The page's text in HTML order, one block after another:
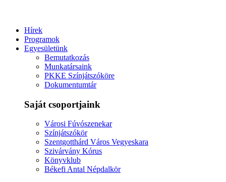
Hírek
Programok
Egyesületünk
Bemutatkozás
Munkatársaink
PKKE Színjátszóköre
Dokumentumtár
Saját csoportjaink
Városi Fúvószenekar
Színjátszókör
Szentgotthárd Város Vegyeskara
Szivárvány Kórus
Könyvklub
Békefi Antal Népdalkör